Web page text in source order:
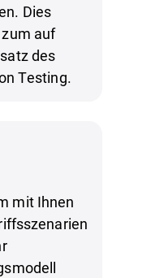
Dies
auf
des
Testing.
mit Ihnen